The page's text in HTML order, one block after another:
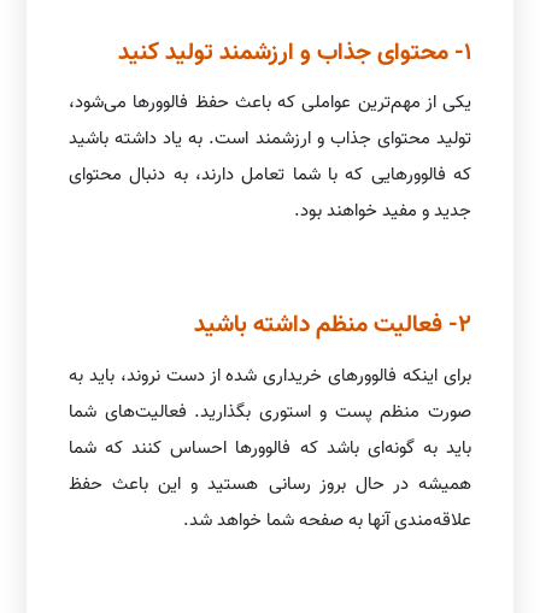
1- محتوای جذاب و ارزشمند تولید کنید
یکی از مهم‌ترین عواملی که باعث حفظ فالوورها می‌شود،
تولید محتوای جذاب و ارزشمند است. به یاد داشته باشید
که فالوورهایی که با شما تعامل دارند، به دنبال محتوای
جدید و مفید خواهند بود.
2- فعالیت منظم داشته باشید
برای اینکه فالوورهای خریداری شده از دست نروند، باید به
صورت منظم پست و استوری بگذارید. فعالیت‌های شما
باید به گونه‌ای باشد که فالوورها احساس کنند که شما
همیشه در حال بروز رسانی هستید و این باعث حفظ
علاقه‌مندی آنها به صفحه شما خواهد شد.